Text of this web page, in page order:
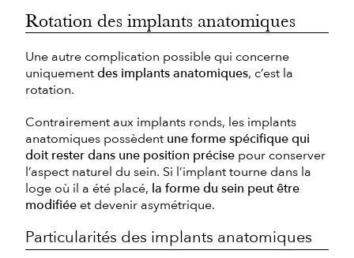
Rotation des implants anatomiques
Une autre complication possible qui concerne
uniquementdes implants anatomiques, c’est la
rotation.
Contrairement aux implants ronds, les implants
anatomiques possèdent une forme spécifique qui
doit rester dans une position précise pour conserver
l’aspect naturel du sein. Si l’implant tourne dans la
loge où il a été placé, la forme du sein peut être
modifiée et devenir asymétrique.
Particularités des implants anatomiques